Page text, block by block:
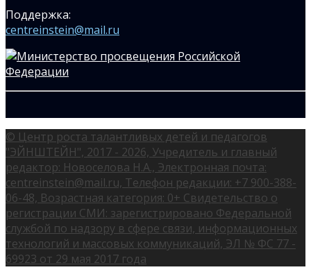
Поддержка:
centreinstein@mail.ru
© Центр роста талантливых детей и педагогов
"ЭЙНШТЕЙН", 2017 - 2026, Учредитель и главный
редактор: Новоселова Н.А., Электронная почта:
centreinstein@mail.ru, Телефон редакции: +7 900-388-
06-48, Возрастная категория: 0+ Свидетельство о
регистрации СМИ: зарегистрировано Федеральной
службой по надзору в сфере связи, информационных
технологий и массовых коммуникаций, ЭЛ № ФС 77 -
69923 от 29 мая 2017 года